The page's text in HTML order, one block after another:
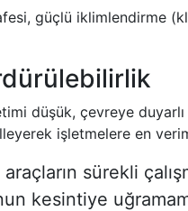
güçlü iklimlendirme
düşük, çevreye
işletmelere en
araçların sürekli
kesintiye